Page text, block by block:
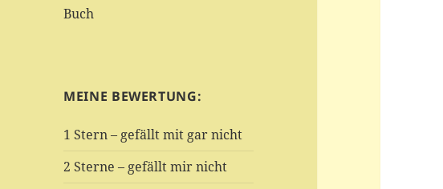
Buch
MEINE BEWERTUNG:
1 Stern – gefällt mit gar nicht
2 Sterne – gefällt mir nicht